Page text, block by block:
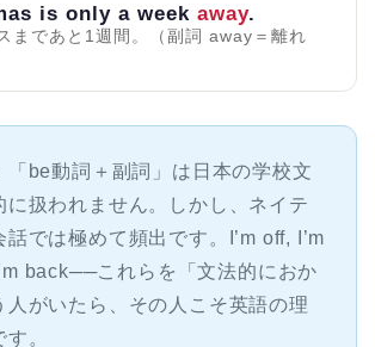
is only a week away.
まであと1週間。（副詞 away＝離れ
「be動詞＋副詞」は日本の学校文
に扱われません。しかし、ネイテ
話では極めて頻出です。I’m off, I’m
back──これらを「文法的におか
人がいたら、その人こそ英語の理
。